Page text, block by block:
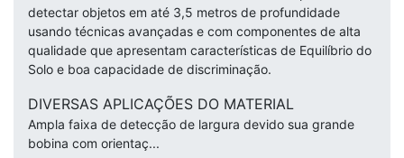
detectar objetos em até 3,5 metros de profundidade
usando técnicas avançadas e com componentes de alta
qualidade que apresentam características de Equilíbrio do
Solo e boa capacidade de discriminação.
DIVERSAS APLICAÇÕES DO MATERIAL
Ampla faixa de detecção de largura devido sua grande
bobina com orientaç...